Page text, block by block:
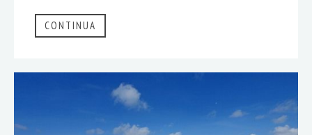
CONTINUA